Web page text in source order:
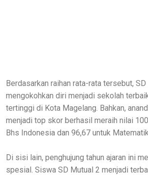
Berdasarkan raihan rata-rata tersebut, SD
mengokohkan diri menjadi sekolah
tertinggi di Kota Magelang. Bahkan,
menjadi top skor berhasil meraih nilai
Bhs Indonesia dan 96,67 untuk
Di sisi lain, penghujung tahun ajaran ini
spesial. Siswa SD Mutual 2 menjadi